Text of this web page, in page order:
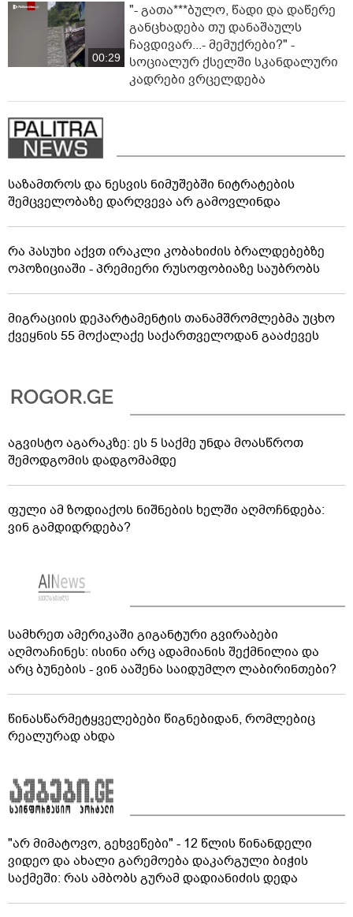
00:29
"- გათა***ბულო, წადი და დაწერე
განცხადება თუ დანაშაულს
ჩავდივარ...- მემუქრები?" -
სოციალურ ქსელში სკანდალური
კადრები ვრცელდება
საზამთროს და ნესვის ნიმუშებში ნიტრატების
შემცველობაზე დარღვევა არ გამოვლინდა
რა პასუხი აქვთ ირაკლი კობახიძის ბრალდებებზე
ოპოზიციაში - პრემიერი რუსოფობიაზე საუბრობს
მიგრაციის დეპარტამენტის თანამშრომლებმა უცხო
ქვეყნის 55 მოქალაქე საქართველოდან გააძევეს
აგვისტო აგარაკზე: ეს 5 საქმე უნდა მოასწროთ
შემოდგომის დადგომამდე
ფული ამ ზოდიაქოს ნიშნების ხელში აღმოჩნდება:
ვინ გამდიდრდება?
სამხრეთ ამერიკაში გიგანტური გვირაბები
აღმოაჩინეს: ისინი არც ადამიანის შექმნილია და
არც ბუნების - ვინ ააშენა საიდუმლო ლაბირინთები?
წინასწარმეტყველებები წიგნებიდან, რომლებიც
რეალურად ახდა
"არ მიმატოვო, გეხვეწები" - 12 წლის წინანდელი
ვიდეო და ახალი გარემოება დაკარგული ბიჭის
საქმეში: რას ამბობს გურამ დადიანიძის დედა